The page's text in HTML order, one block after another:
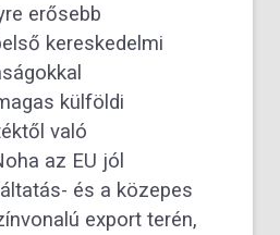
erősebb
kereskedelmi
külföldi
való
az EU jól
és a közepes
export terén,